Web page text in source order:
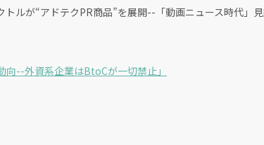
ルが“アドテクPR商品”を展開--「動画ニュース時代」見
--外資系企業はBtoCが一切禁止」